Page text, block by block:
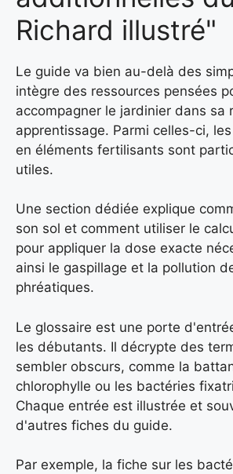
Richard illustré"
Le guide va bien au-delà des
intègre des ressources pensées
accompagner le jardinier dans sa
apprentissage. Parmi celles-ci,
en éléments fertilisants sont
utiles.
Une section dédiée explique
son sol et comment utiliser le
pour appliquer la dose exacte
ainsi le gaspillage et la pollution
phréatiques.
Le glossaire est une porte
les débutants. Il décrypte des
sembler obscurs, comme la
chlorophylle ou les bactéries
Chaque entrée est illustrée et
d'autres fiches du guide.
Par exemple, la fiche sur les